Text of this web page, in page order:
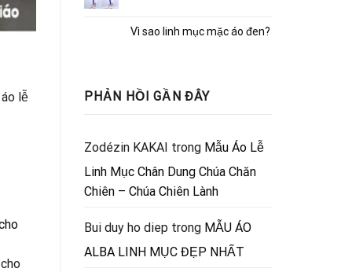
lễ
Vì sao linh mục mặc áo đen?
PHẢN HỒI GẦN ĐÂY
Zodézin KAKAI trong Mẫu Áo Lễ
Linh Mục Chân Dung Chúa Chăn
Chiên – Chúa Chiên Lành
Bui duy ho diep trong MẪU ÁO
ALBA LINH MỤC ĐẸP NHẤT